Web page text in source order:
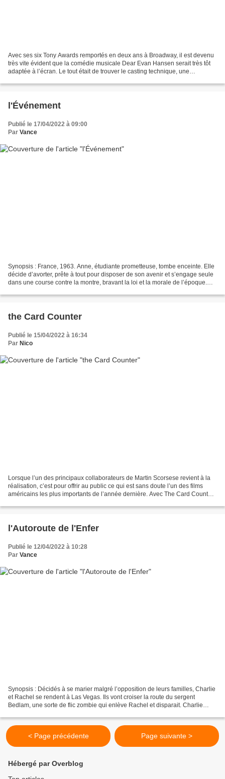
Avec ses six Tony Awards remportés en deux ans à Broadway, il est devenu
très vite évident que la comédie musicale Dear Evan Hansen serait très tôt
adaptée à l’écran. Le tout était de trouver le casting technique, une
l'Événement
Publié le 17/04/2022 à 09:00
Par Vance
Synopsis : France, 1963. Anne, étudiante prometteuse, tombe enceinte. Elle
décide d’avorter, prête à tout pour disposer de son avenir et s’engage seule
dans une course contre la montre, bravant la loi et la morale de l’époque.
the Card Counter
Publié le 15/04/2022 à 16:34
Par Nico
Lorsque l’un des principaux collaborateurs de Martin Scorsese revient à la
réalisation, c’est pour offrir au public ce qui est sans doute l’un des films
américains les plus importants de l’année dernière. Avec The Card Counter,
l'Autoroute de l'Enfer
Publié le 12/04/2022 à 10:28
Par Vance
Synopsis : Décidés à se marier malgré l’opposition de leurs familles, Charlie
et Rachel se rendent à Las Vegas. Ils vont croiser la route du sergent
Bedlam, une sorte de flic zombie qui enlève Rachel et disparait. Charlie
< Page précédente Page suivante >
Hébergé par Overblog